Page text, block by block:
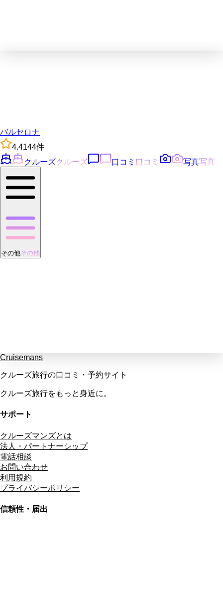
バルセロナ
4.4144件
クルーズクルーズ 口コミ 口コミ 写真写真
その他その他
Cruisemans
クルーズ旅行の口コミ・予約サイト
クルーズ旅行をもっと身近に。
サポート
クルーズマンズとは
法人・パートナーシップ
電話相談
お問い合わせ
利用規約
プライバシーポリシー
信頼性・届出